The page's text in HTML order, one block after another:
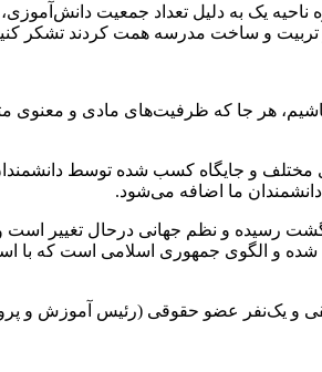
یک به دلیل تعداد جمعیت
تربیت و ساخت مدرسه همت کردند تشکر
هر جا که ظرفیت‌های مادی و معنوی
مختلف و جایگاه کسب شده توسط
دانشمندان ما اضافه می‌شود.
رسیده و نظم جهانی درحال تغییر
و الگوی جمهوری اسلامی است که با
و یک‌نفر عضو حقوقی (رئیس آموزش و